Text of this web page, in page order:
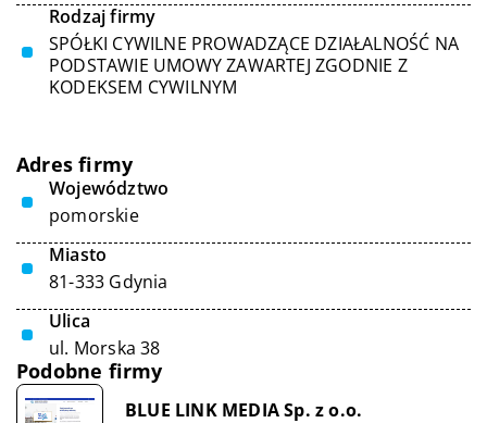
Rodzaj firmy
SPÓŁKI CYWILNE PROWADZĄCE DZIAŁALNOŚĆ NA
PODSTAWIE UMOWY ZAWARTEJ ZGODNIE Z
KODEKSEM CYWILNYM
Adres firmy
Województwo
pomorskie
Miasto
81-333 Gdynia
Ulica
ul. Morska 38
Podobne firmy
BLUE LINK MEDIA Sp. z o.o.